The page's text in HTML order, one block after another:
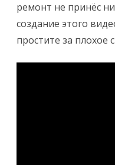
ремонт не принёс
создание этого
простите за плохое